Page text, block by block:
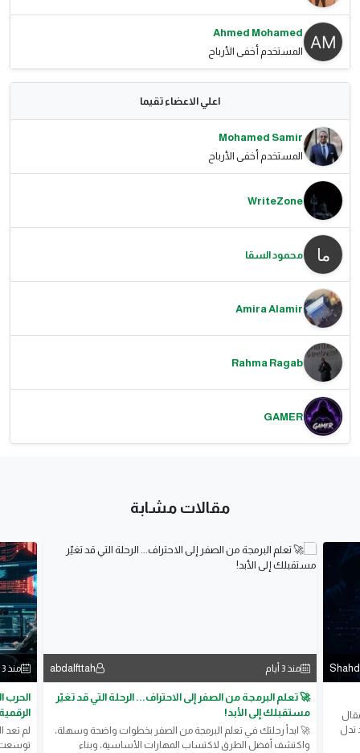
Ahmed Mohamed
المستخدم أخفى الأرباح
اعلي الاعضاء تقيما
Mohamed Samir
المستخدم أخفى الأرباح
WriteZone
محمود السقا
Amira Alamir
Rahma Ragab
GAMER
مقالات مشابة
تدل
منذ 3 أيام abdalfttah
🚀 تعلم البرمجة من الصفر إلى الاحتراف... الرحلة التي قد تغيّر
مستقبلك إلى الأبد!
🚀 ابدأ رحلتك في تعلم البرمجة من الصفر بخطوات واضحة وسهلة،
واكتشف أفضل الطرق لاكتساب المهارات الأساسية، وبناء
منذ 3 أيام
الحرب
لم تعد
توسعت